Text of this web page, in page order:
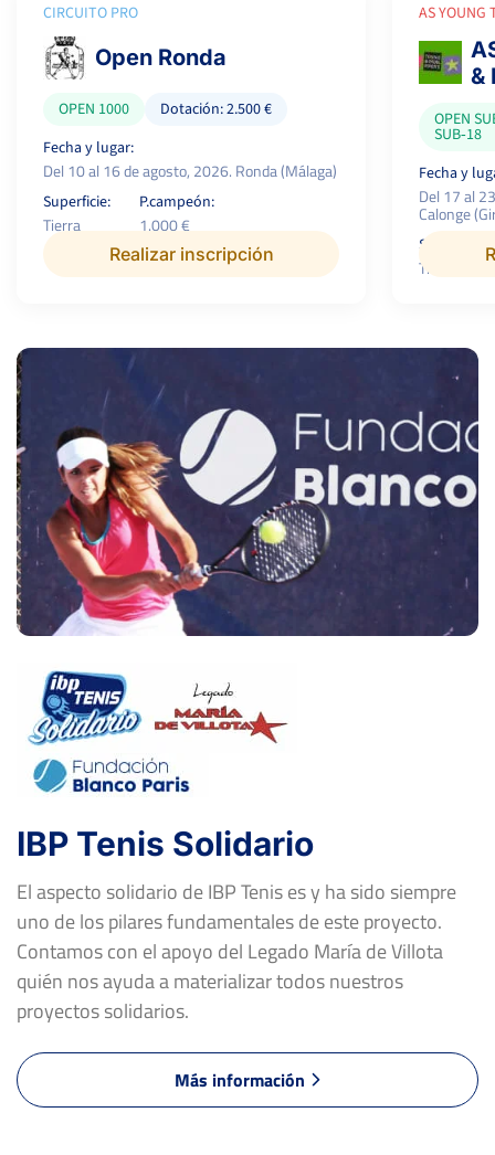
CIRCUITO PRO
Open Ronda
OPEN 1000
Dotación: 2.500 €
Fecha y lugar:
Del 10 al 16 de agosto, 2026. Ronda (Málaga)
Superficie:
Tierra
P.campeón:
1.000 €
Realizar inscripción
AS YOUNG
&
OPEN
SUB‑18
Fecha y
Del 17 al
Calonge
Superficie:
Tierra
IBP Tenis Solidario
El aspecto solidario de IBP Tenis es y ha sido siempre
uno de los pilares fundamentales de este proyecto.
Contamos con el apoyo del Legado María de Villota
quién nos ayuda a materializar todos nuestros
proyectos solidarios.
Más información